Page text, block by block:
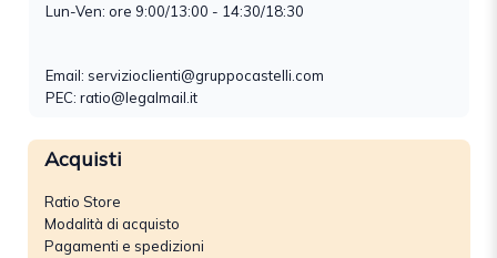
Lun-Ven: ore 9:00/13:00 - 14:30/18:30
Email: servizioclienti@gruppocastelli.com
PEC: ratio@legalmail.it
Acquisti
Ratio Store
Modalità di acquisto
Pagamenti e spedizioni